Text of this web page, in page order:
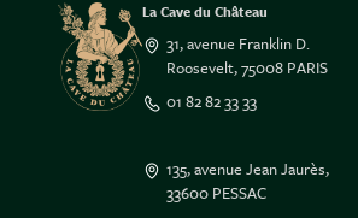
La Cave du Château
31, avenue Franklin D.
Roosevelt, 75008 PARIS
01 82 82 33 33
135, avenue Jean Jaurès,
33600 PESSAC